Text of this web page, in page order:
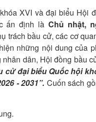
XVI và đại biểu Hội
ấn định làChủ nhật,
trách bầu cử, các cơ
những nội dung của
dân, Hội đồng bầu
cử đại biểu Quốc hội
- 2031”. Cuốn sách